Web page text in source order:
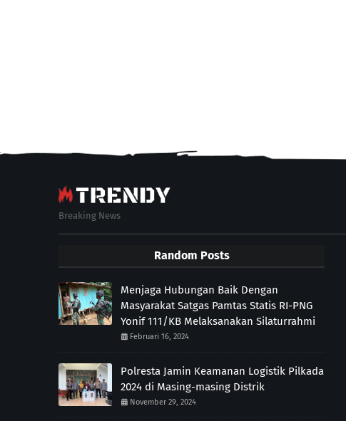
Breaking News
Random Posts
Menjaga Hubungan Baik Dengan
Masyarakat Satgas Pamtas Statis RI-PNG
Yonif 111/KB Melaksanakan Silaturrahmi
Februari 16, 2024
Polresta Jamin Keamanan Logistik Pilkada
2024 di Masing-masing Distrik
November 29, 2024